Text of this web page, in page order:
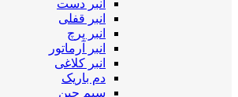
انبر دست
انبر قفلی
انبر پرچ
انبر آرماتور
انبر کلاغی
دم باریک
سیم چین